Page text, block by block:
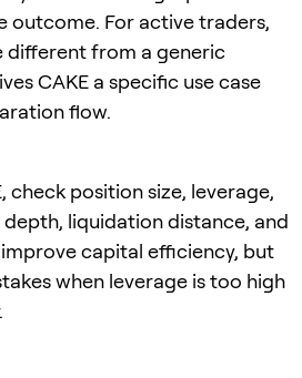
outcome. For active traders,
different from a generic
CAKE a specific use case
flow.
check position size, leverage,
liquidation distance, and
capital efficiency, but
when leverage is too high